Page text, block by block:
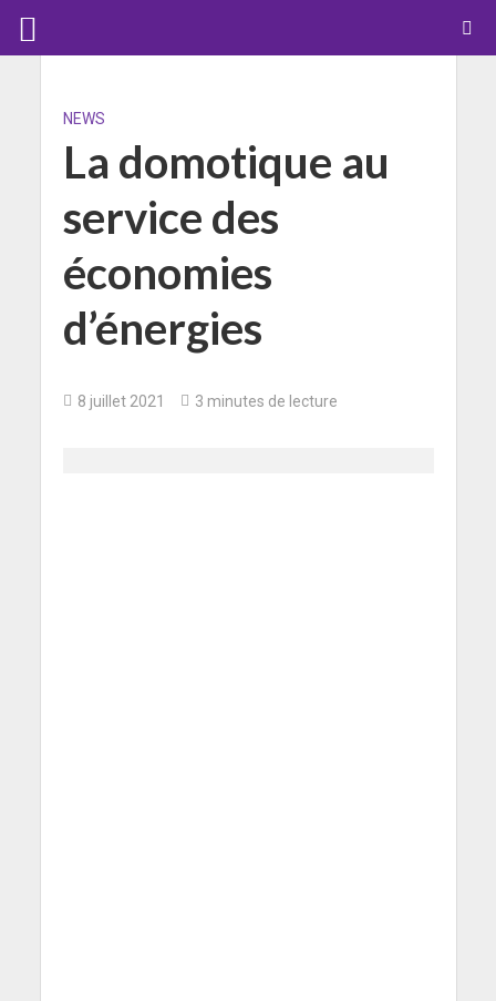
NEWS
La domotique au
service des
économies
d’énergies
8 juillet 2021 3 minutes de lecture